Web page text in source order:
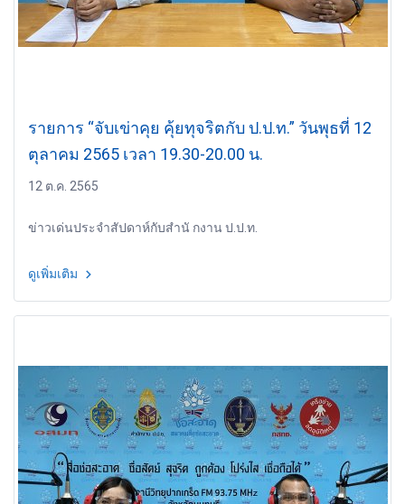
รายการ “จับเข่าคุย คุ้ยทุจริตกับ ป.ป.ท.” วันพุธที่ 12
ตุลาคม 2565 เวลา 19.30-20.00 น.
12 ต.ค. 2565
ข่าวเด่นประจำสัปดาห์กับสำนั กงาน ป.ป.ท.
ดูเพิ่มเติม